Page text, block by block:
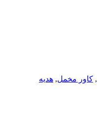
, کاور مخمل, هدیه